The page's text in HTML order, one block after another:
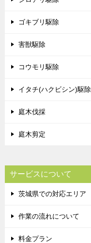
ゴキブリ駆除
害獣駆除
コウモリ駆除
イタチ(ハクビシン)駆除
庭木伐採
庭木剪定
サービスについて
茨城県での対応エリア
作業の流れについて
料金プラン